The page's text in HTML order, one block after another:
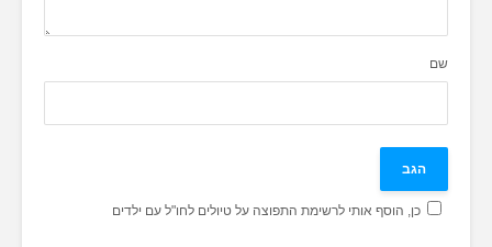
שם
כן, הוסף אותי לרשימת התפוצה על טיולים לחו"ל עם ילדים